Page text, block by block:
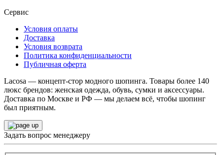
Сервис
Условия оплаты
Доставка
Условия возврата
Политика конфиденциальности
Публичная оферта
Lacosa — концепт-стор модного шопинга. Товары более 140
люкс брендов: женская одежда, обувь, сумки и аксессуары.
Доставка по Москве и РФ — мы делаем всё, чтобы шопинг
был приятным.
Задать вопрос менеджеру